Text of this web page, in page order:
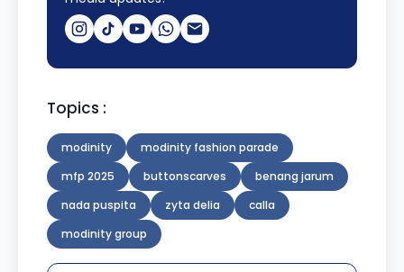
Topics :
modinity
modinity fashion parade
mfp 2025
buttonscarves
benang jarum
nada puspita
zyta delia
calla
modinity group